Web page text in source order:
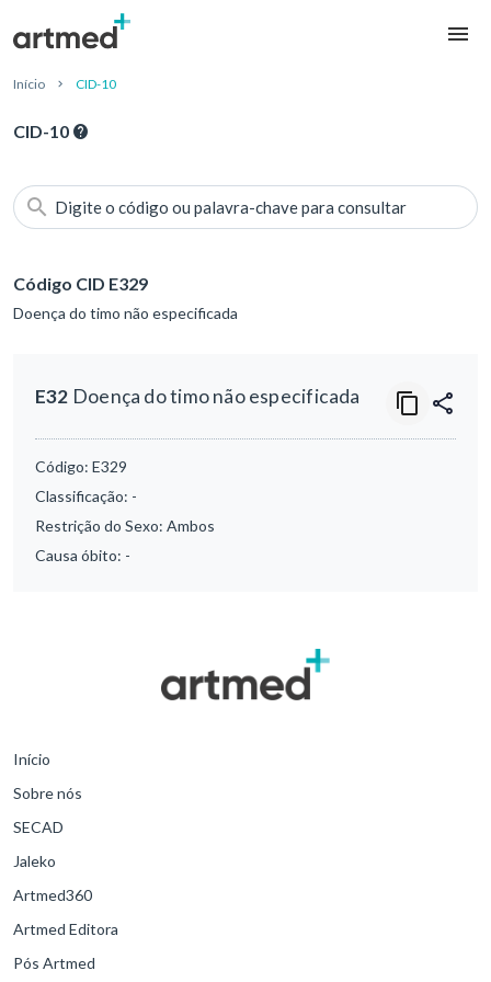
Início CID-10
CID-10
Digite o código ou palavra-chave para consultar
Código CID E329
Doença do timo não especificada
E32 Doença do timo não especificada
Código: E329
Classificação: -
Restrição do Sexo: Ambos
Causa óbito: -
Início
Sobre nós
SECAD
Jaleko
Artmed360
Artmed Editora
Pós Artmed